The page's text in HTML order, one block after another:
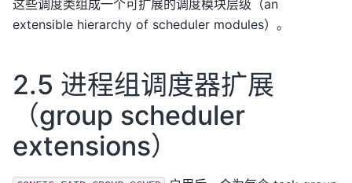
这些调度类组成一个可扩展的调度模块层级（an
extensible hierarchy of scheduler modules）。
2.5 进程组调度器扩展
（group scheduler
extensions）